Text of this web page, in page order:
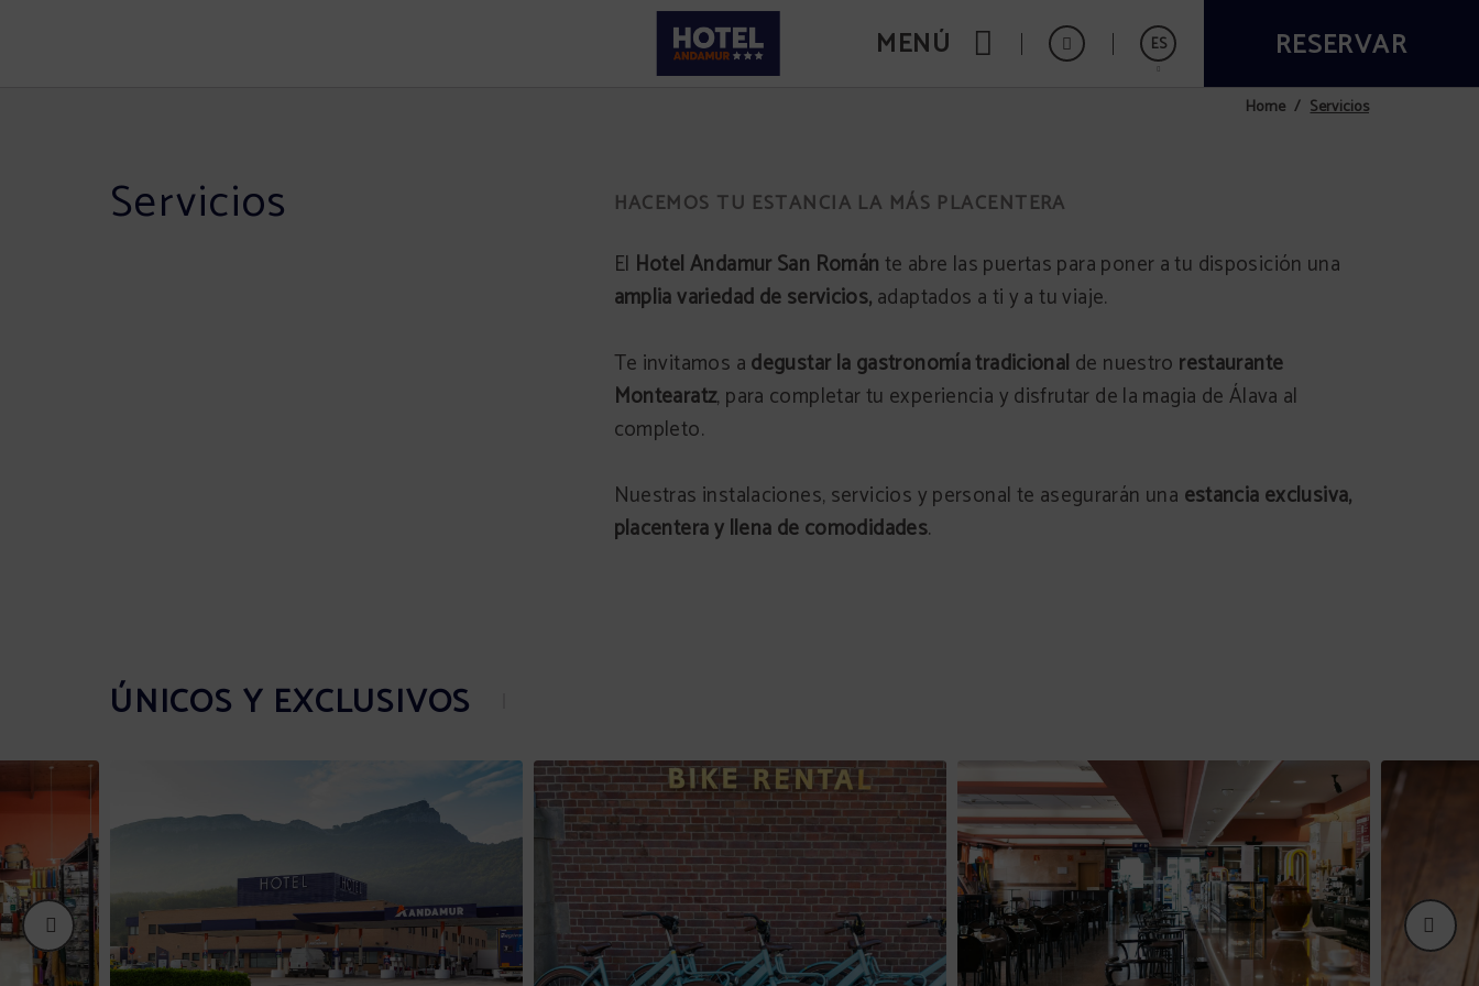
MENÚ ES RESERVAR
Home Servicios
Servicios HACEMOS TU ESTANCIA LA MÁS PLACENTERA
El Hotel Andamur San Románte abre las puertas para poner a tu disposición una
amplia variedad de servicios,adaptados a ti y a tu viaje.
Te invitamos adegustar la gastronomía tradicional de nuestro restaurante
Montearatz, para completar tu experiencia y disfrutar de la magia de Álava al
completo.
Nuestras instalaciones, servicios y personal te asegurarán una estancia exclusiva,
placentera y llena de comodidades.
ÚNICOS Y EXCLUSIVOS